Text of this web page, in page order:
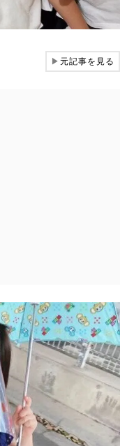
▶元記事を見る